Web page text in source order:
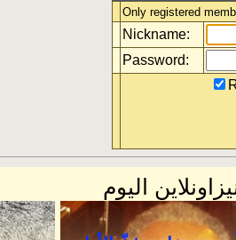
Only registered
Nickname:
Password: